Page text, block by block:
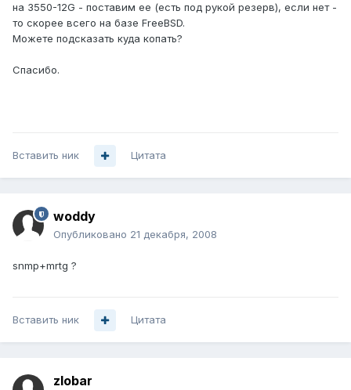
на 3550-12G - поставим ее (есть под рукой резерв), если нет -
то скорее всего на базе FreeBSD.
Можете подсказать куда копать?
Спасибо.
Вставить ник Цитата
woddy
Опубликовано 21 декабря, 2008
snmp+mrtg ?
Вставить ник Цитата
zlobar